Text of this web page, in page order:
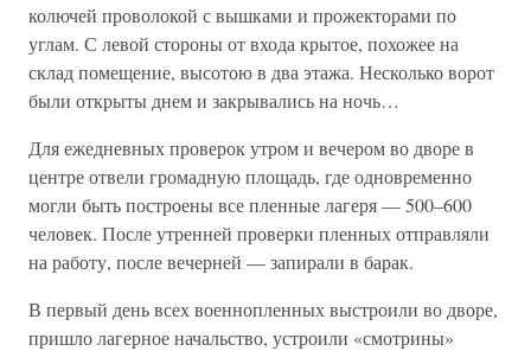
колючей проволокой с вышками и прожекторами по
углам. С левой стороны от входа крытое, похожее на
склад помещение, высотою в два этажа. Несколько ворот
были открыты днем и закрывались на ночь…
Для ежедневных проверок утром и вечером во дворе в
центре отвели громадную площадь, где одновременно
могли быть построены все пленные лагеря — 500–600
человек. После утренней проверки пленных отправляли
на работу, после вечерней — запирали в барак.
В первый день всех военнопленных выстроили во дворе,
пришло лагерное начальство, устроили «смотрины»